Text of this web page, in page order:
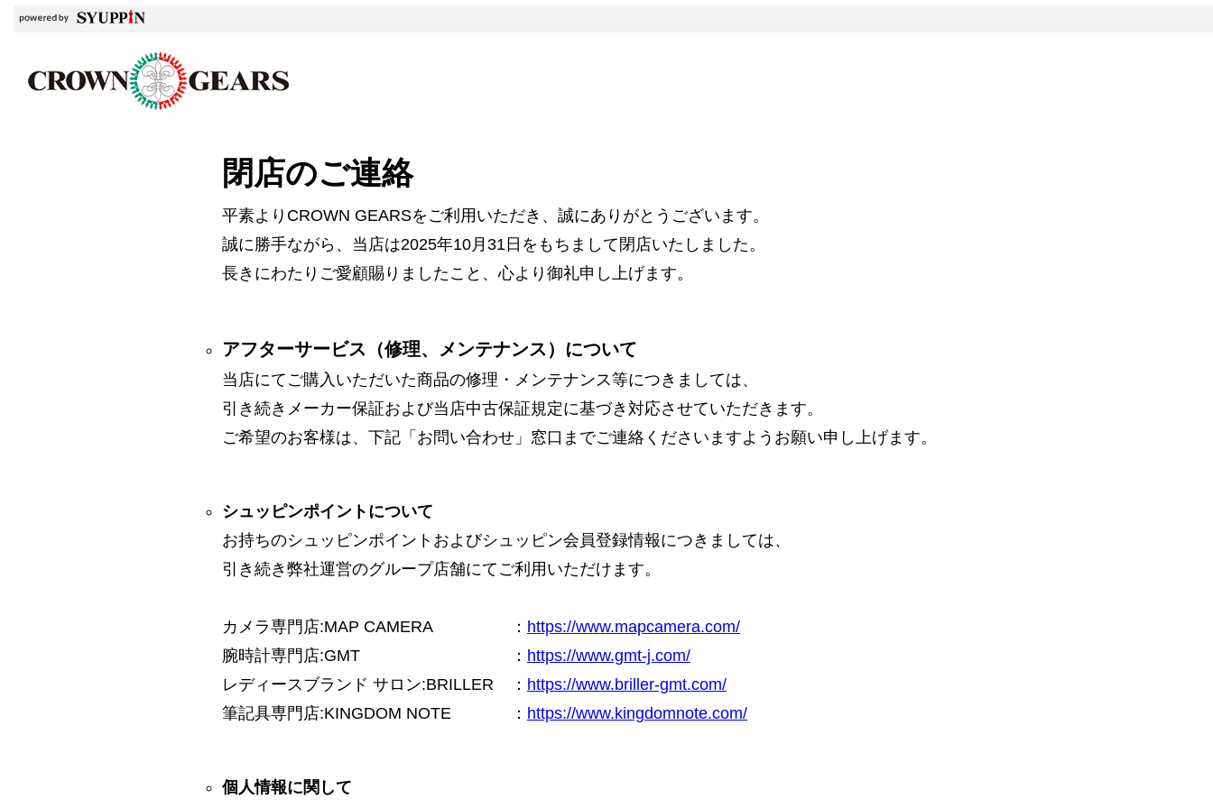
閉店のご連絡
平素よりCROWN GEARSをご利用いただき、誠にありがとうございます。
誠に勝手ながら、当店は2025年10月31日をもちまして閉店いたしました。
長きにわたりご愛顧賜りましたこと、心より御礼申し上げます。
アフターサービス（修理、メンテナンス）について
当店にてご購入いただいた商品の修理・メンテナンス等につきましては、
引き続きメーカー保証および当店中古保証規定に基づき対応させていただきます。
ご希望のお客様は、下記「お問い合わせ」窓口までご連絡くださいますようお願い申し上げます。
シュッピンポイントについて
お持ちのシュッピンポイントおよびシュッピン会員登録情報につきましては、
引き続き弊社運営のグループ店舗にてご利用いただけます。
カメラ専門店:MAP CAMERA ： https://www.mapcamera.com/
腕時計専門店:GMT
： https://www.gmt-j.com/
レディースブランド サロン:BRILLER
： https://www.briller-gmt.com/
筆記具専門店:KINGDOM NOTE
： https://www.kingdomnote.com/
個人情報に関して